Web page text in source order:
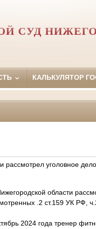
СУД
КАЛЬКУЛЯТОР
рассмотрел уголовное
области
.2 ст.159 УК РФ,
2024 года тренер